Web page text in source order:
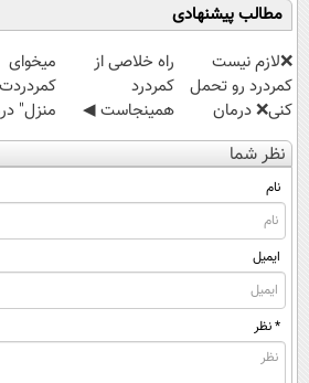
مطالب پیشنهادی
❌لازم نیست
کمردرد رو تحمل
کنی❌ درمان
بدون جراحی و
قرص
(پرسشنامه)
‌راه خلاصی از
کمردرد
همینجاست ◀
فقط کافیه فرم
رو پر کنی!
میخوای
منزل"
کنی؟
نظر شما
نام
ایمیل
* نظر